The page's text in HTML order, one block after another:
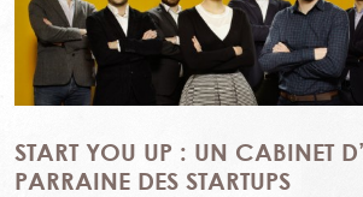
START YOU UP : UN CABINET
PARRAINE DES STARTUPS